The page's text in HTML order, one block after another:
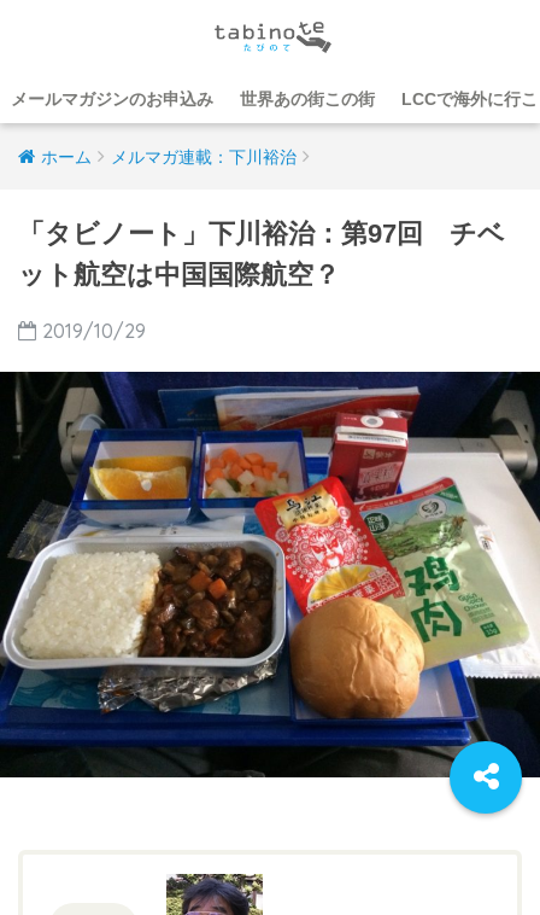
メールマガジンのお申込み 世界あの街この街 LCCで海外に行
ホーム メルマガ連載：下川裕治
「タビノート」下川裕治：第97回 チベ
ット航空は中国国際航空？
2019/10/29